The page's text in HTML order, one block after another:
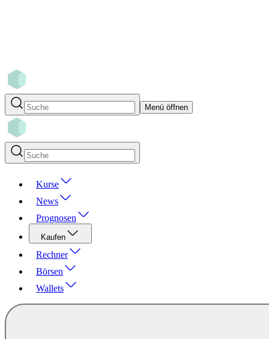
Menü öffnen
Kurse
News
Prognosen
Kaufen
Rechner
Börsen
Wallets